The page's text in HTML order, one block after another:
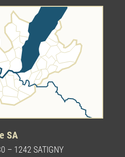
SA
– 1242 SATIGNY